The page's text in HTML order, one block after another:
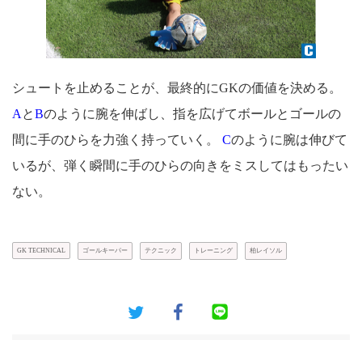
シュートを止めることが、最終的にGKの価値を決める。
A とBのように腕を伸ばし、指を広げてボールとゴールの
間に手のひらを力強く持っていく。 Cのように腕は伸びて
いるが、弾く瞬間に手のひらの向きをミスしてはもったい
ない。
GK TECHNICAL ゴールキーパー テクニック トレーニング 柏レイソル